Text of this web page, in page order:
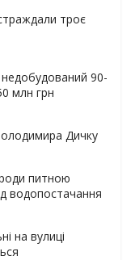
троє
90-
млн грн
Дичку
питною
водопостачання
на вулиці